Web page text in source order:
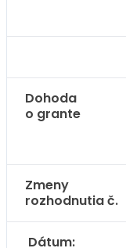
Dohoda
o grante
Zmeny
rozhodnutia č.
Dátum: